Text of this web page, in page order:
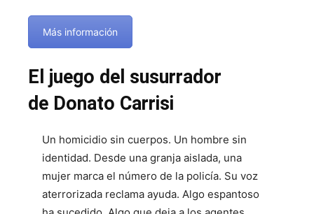
Más información
El juego del susurrador
de Donato Carrisi
Un homicidio sin cuerpos. Un hombre sin
identidad. Desde una granja aislada, una
mujer marca el número de la policía. Su voz
aterrorizada reclama ayuda. Algo espantoso